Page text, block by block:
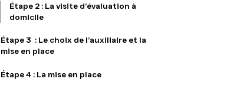
Étape 2 : La visite d’évaluation à
domicile
Étape 3 : Le choix de l’auxiliaire et la
mise en place
Étape 4 : La mise en place